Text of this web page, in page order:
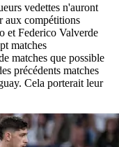
vedettes n'auront
aux compétitions
et Federico Valverde
matches
matches que possible
précédents matches
Cela porterait leur